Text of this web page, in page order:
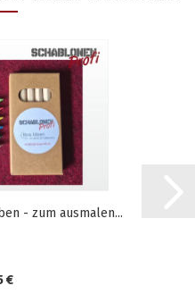
- zum ausmalen...
€